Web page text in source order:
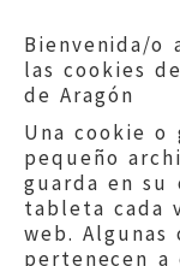
Bienvenida/o
las cookies
de Aragón
Una cookie
pequeño
guarda en su
tableta cada
web. Algunas
pertenecen a